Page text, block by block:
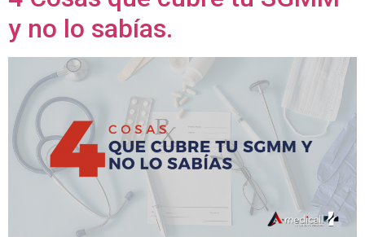
y no lo sabías.